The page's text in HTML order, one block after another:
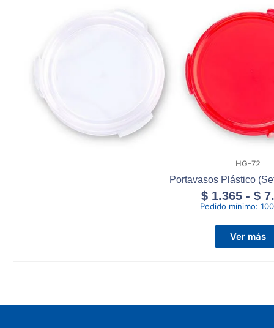
HG-72
Portavasos Plástico
$ 1.365 - $
Pedido mínimo:
Ver más